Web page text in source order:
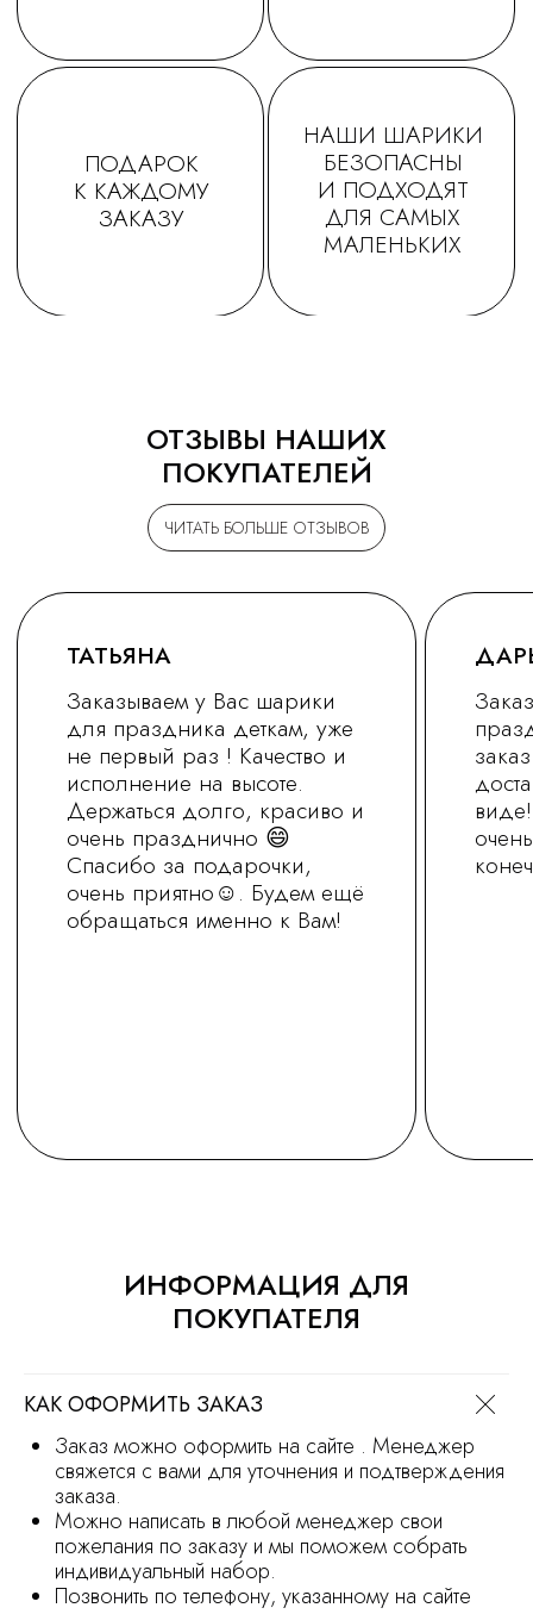
ЧИТАТЬ БОЛЬШЕ ОТЗЫВОВ
ОТЗЫВЫ НАШИХ
ПОКУПАТЕЛЕЙ
ИНФОРМАЦИЯ ДЛЯ
ПОКУПАТЕЛЯ
КАК ОФОРМИТЬ ЗАКАЗ
Заказ можно оформить на сайте . Менеджер
свяжется с вами для уточнения и подтверждения
заказа.
Можно написать в любой менеджер свои
пожелания по заказу и мы поможем собрать
индивидуальный набор.
Позвонить по телефону, указанному на сайте
Политика обработки персональных
vred01@list.ru
+7 (930) 255-77-11
Россия, г. Нижний Новгород,
ул. Невзоровых , д 111
Режим работы магазина
с 9.30 до 21.30
Заказ на сайте можно оформить круглосуточно